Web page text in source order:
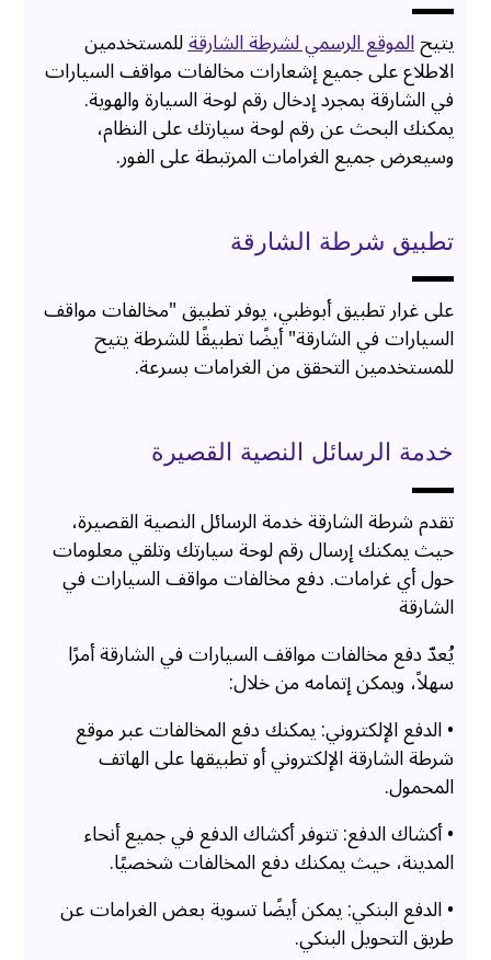
يتيحالموقع الرسمي لشرطة الشارقةللمستخدمين
الاطلاع على جميع إشعارات مخالفات مواقف السيارات
في الشارقة بمجرد إدخال رقم لوحة السيارة والهوية.
يمكنك البحث عن رقم لوحة سيارتك على النظام،
وسيعرض جميع الغرامات المرتبطة على الفور.
تطبيق شرطة الشارقة
على غرار تطبيق أبوظبي، يوفر تطبيق "مخالفات مواقف
السيارات في الشارقة" أيضًا تطبيقًا للشرطة يتيح
للمستخدمين التحقق من الغرامات بسرعة.
خدمة الرسائل النصية القصيرة
تقدم شرطة الشارقة خدمة الرسائل النصية القصيرة،
حيث يمكنك إرسال رقم لوحة سيارتك وتلقي معلومات
حول أي غرامات. دفع مخالفات مواقف السيارات في
الشارقة
يُعدّ دفع مخالفات مواقف السيارات في الشارقة أمرًا
سهلاً، ويمكن إتمامه من خلال:
• الدفع الإلكتروني: يمكنك دفع المخالفات عبر موقع
شرطة الشارقة الإلكتروني أو تطبيقها على الهاتف
المحمول.
• أكشاك الدفع: تتوفر أكشاك الدفع في جميع أنحاء
المدينة، حيث يمكنك دفع المخالفات شخصيًا.
• الدفع البنكي: يمكن أيضًا تسوية بعض الغرامات عن
طريق التحويل البنكي.